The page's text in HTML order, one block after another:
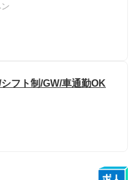
フト制/GW/車通勤OK